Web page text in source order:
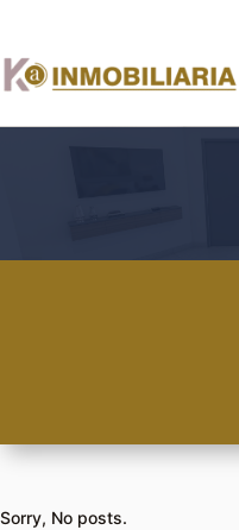
Sorry, No posts.